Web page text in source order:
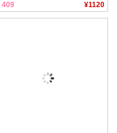
409 ¥1120